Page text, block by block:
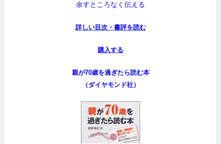
余すところなく伝える
詳しい目次・書評を読む
購入する
親が70歳を過ぎたら読む本
（ダイヤモンド社）